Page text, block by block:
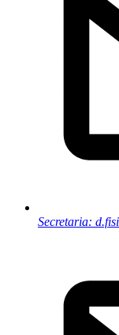
Secretaria: